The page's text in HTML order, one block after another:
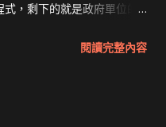
，剩下的就是政府單位的
閱讀完整內容